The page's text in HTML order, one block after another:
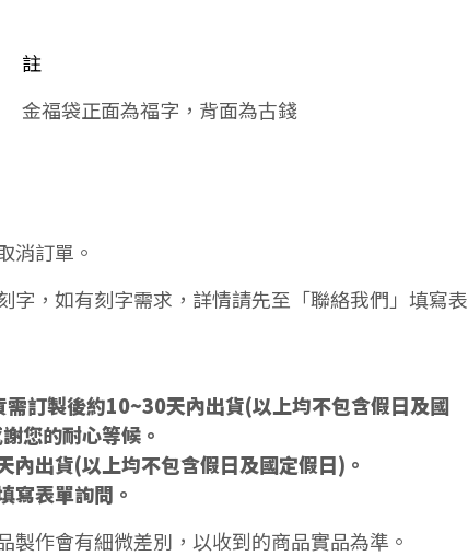
註
金福袋正面為福字，背面為古錢
消訂單。
，如有刻字需求，詳情請先至「聯絡我們」填寫表
訂製後約10~30天內出貨(以上均不包含假日及國
您的耐心等候。
出貨(以上均不包含假日及國定假日)。
表單詢問。
作會有細微差別，以收到的商品實品為準。